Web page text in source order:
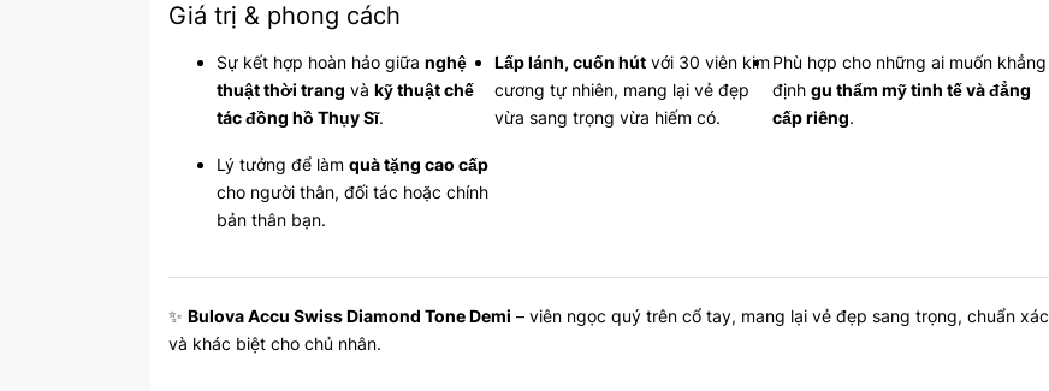
Giá trị & phong cách
Sự kết hợp hoàn hảo giữanghệ
thuật thời trang vàkỹ thuật chế
tác đồng hồ Thụy Sĩ.
Lấp lánh, cuốn hút với 30 viên kim
cương tự nhiên, mang lại vẻ đẹp
vừa sang trọng vừa hiếm có.
Phù hợp cho những ai muốn khẳng
định gu thẩm mỹ tinh tế và đẳng
cấp riêng.
Lý tưởng để làmquà tặng cao cấp
cho người thân, đối tác hoặc chính
bản thân bạn.
✨Bulova Accu Swiss Diamond Tone Demi – viên ngọc quý trên cổ tay, mang lại vẻ đẹp sang trọng, chuẩn xác
và khác biệt cho chủ nhân.